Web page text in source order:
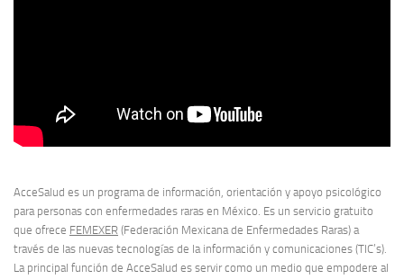
AcceSalud es un programa de información, orientación y apoyo psicológico
para personas con enfermedades raras en México. Es un servicio gratuito
que ofrece FEMEXER (Federación Mexicana de Enfermedades Raras) a
través de las nuevas tecnologías de la información y comunicaciones (TIC’s).
La principal función de AcceSalud es servir como un medio que empodere al